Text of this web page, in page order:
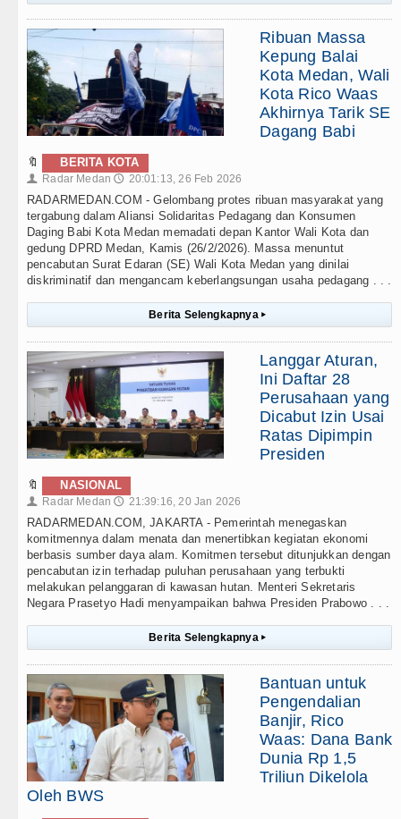
Ribuan Massa
Kepung Balai
Kota Medan, Wali
Kota Rico Waas
Akhirnya Tarik SE
Dagang Babi
🔖 BERITA KOTA
👤 Radar Medan 🕔 20:01:13, 26 Feb 2026
RADARMEDAN.COM - Gelombang protes ribuan masyarakat yang
tergabung dalam Aliansi Solidaritas Pedagang dan Konsumen
Daging Babi Kota Medan memadati depan Kantor Wali Kota dan
gedung DPRD Medan, Kamis (26/2/2026). Massa menuntut
pencabutan Surat Edaran (SE) Wali Kota Medan yang dinilai
diskriminatif dan mengancam keberlangsungan usaha pedagang . . .
Berita Selengkapnya ▸
Langgar Aturan,
Ini Daftar 28
Perusahaan yang
Dicabut Izin Usai
Ratas Dipimpin
Presiden
🔖 NASIONAL
👤 Radar Medan 🕔 21:39:16, 20 Jan 2026
RADARMEDAN.COM, JAKARTA - Pemerintah menegaskan
komitmennya dalam menata dan menertibkan kegiatan ekonomi
berbasis sumber daya alam. Komitmen tersebut ditunjukkan dengan
pencabutan izin terhadap puluhan perusahaan yang terbukti
melakukan pelanggaran di kawasan hutan. Menteri Sekretaris
Negara Prasetyo Hadi menyampaikan bahwa Presiden Prabowo . . .
Berita Selengkapnya ▸
Bantuan untuk
Pengendalian
Banjir, Rico
Waas: Dana Bank
Dunia Rp 1,5
Triliun Dikelola
Oleh BWS